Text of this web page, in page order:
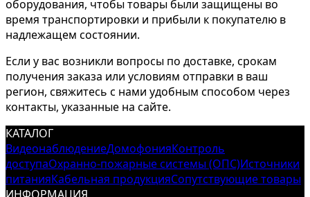
оборудования, чтобы товары были защищены во
время транспортировки и прибыли к покупателю в
надлежащем состоянии.
Если у вас возникли вопросы по доставке, срокам
получения заказа или условиям отправки в ваш
регион, свяжитесь с нами удобным способом через
контакты, указанные на сайте.
КАТАЛОГ
ВидеонаблюдениеДомофонияКонтроль
доступаОхранно-пожарные системы (ОПС)Источники
питанияКабельная продукцияСопутствующие товары